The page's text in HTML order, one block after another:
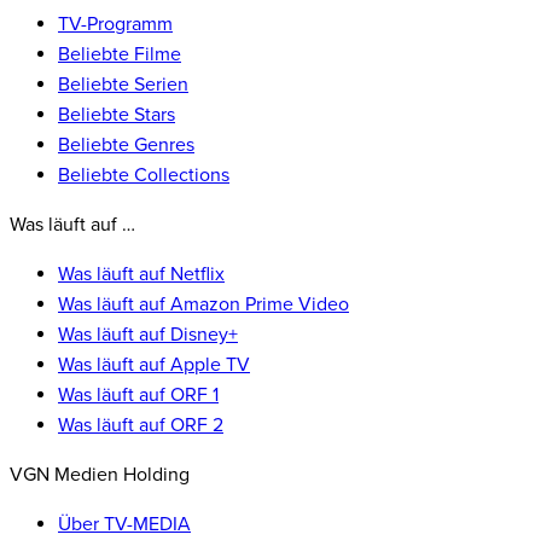
TV-Programm
Beliebte Filme
Beliebte Serien
Beliebte Stars
Beliebte Genres
Beliebte Collections
Was läuft auf …
Was läuft auf Netflix
Was läuft auf Amazon Prime Video
Was läuft auf Disney+
Was läuft auf Apple TV
Was läuft auf ORF 1
Was läuft auf ORF 2
VGN Medien Holding
Über TV-MEDIA